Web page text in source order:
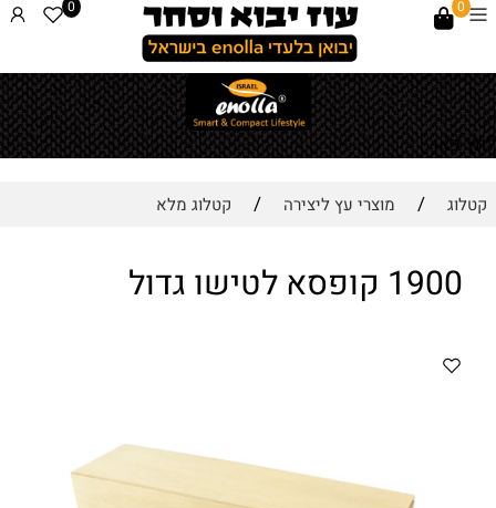
לחץ כאן
0
0
קטלוג / מוצרי עץ ליצירה / קטלוג מלא
1900 קופסא לטישו גדול